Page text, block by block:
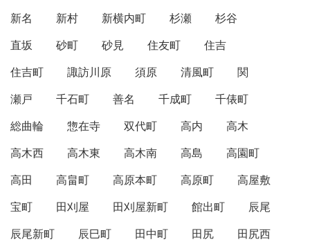
新名
新村 新横内町 杉瀬
杉谷
直坂
砂町 砂見 住友町
住吉
住吉町
諏訪川原 須原 清風町
関
瀬戸
千石町 善名 千成町
千俵町
総曲輪
惣在寺 双代町 高内
高木
高木西
高木東 高木南 高島
高園町
高田
高畠町 高原本町 高原町
高屋敷
宝町
田刈屋 田刈屋新町 館出町
辰尾
辰尾新町
辰巳町 田中町 田尻
田尻西